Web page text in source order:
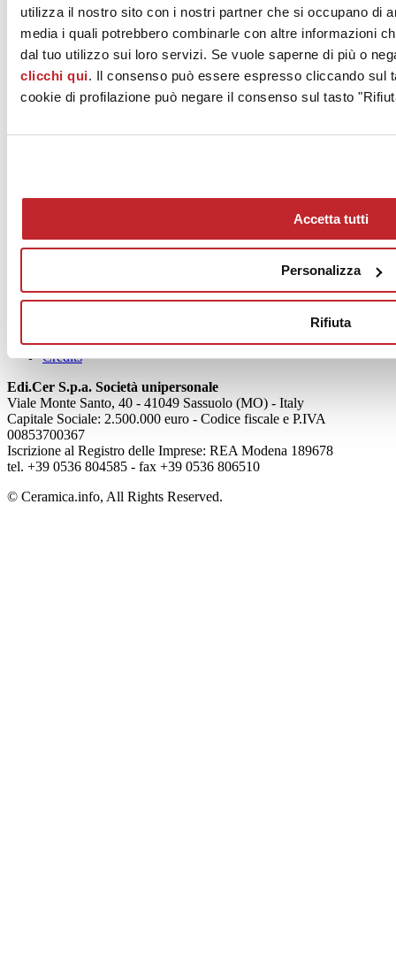
utilizza il nostro sito con i nostri partner che si occupano di
media i quali potrebbero combinarle con altre informazioni
dal tuo utilizzo sui loro servizi. Se vuole saperne di più o
clicchi qui. Il consenso può essere espresso cliccando sul
cookie di profilazione può negare il consenso sul tasto
Accetta tutti
Personalizza
Rifiuta
Ottobre 2022
Chi siamo
Cookie Policy
Credits
Edi.Cer S.p.a. Società unipersonale
Viale Monte Santo, 40 - 41049 Sassuolo (MO) - Italy
Capitale Sociale: 2.500.000 euro - Codice fiscale e P.IVA
00853700367
Iscrizione al Registro delle Imprese: REA Modena 189678
tel. +39 0536 804585 - fax +39 0536 806510
© Ceramica.info, All Rights Reserved.